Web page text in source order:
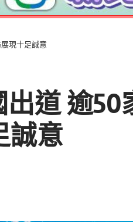
展現十足誠意
出道 逾
誠意